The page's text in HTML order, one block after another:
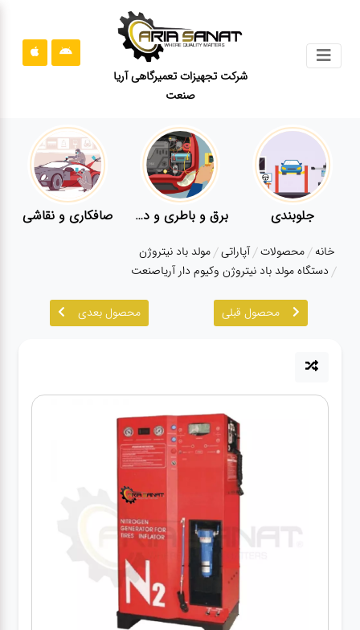
شرکت تجهیزات تعمیرگاهی آریا
صنعت
قوانین
سایت
ارتباط
درباره
ما
آپاراتی
کارواش لوازم یدکی معاینه فنی
خانه محصولات آپاراتی مولد باد نیتروژن
دستگاه مولد باد نیتروژن وکیوم دار آریاصنعت
محصول قبلی محصول بعدی